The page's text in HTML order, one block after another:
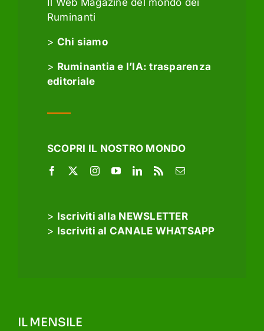
Il Web Magazine del mondo dei
Ruminanti
> Chi siamo
> Ruminantia e l’IA: trasparenza
editoriale
SCOPRI IL NOSTRO MONDO
> Iscriviti alla NEWSLETTER
> Iscriviti al CANALE WHATSAPP
IL MENSILE